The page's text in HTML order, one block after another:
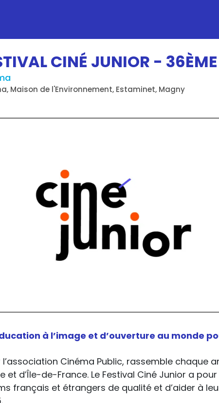
CINÉ JUNIOR -
Maison de l'Environnement, Estaminet, Magny
à l’image et d’ouverture au monde
Cinéma Public, rassemble chaque
et d’Île-de-France. Le Festival Ciné Junior a
français et étrangers de qualité et d’aider à